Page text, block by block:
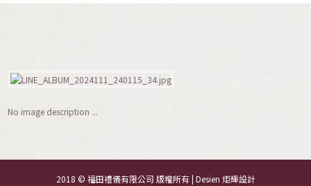
No image description ...
2018 © 福田禮儀有限公司 版權所有 | Desien 炬輝設計